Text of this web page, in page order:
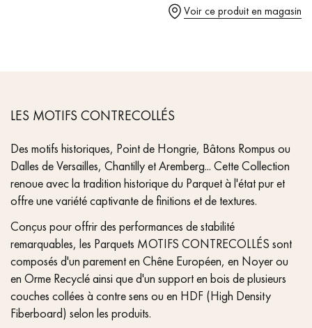
Voir ce produit en magasin
LES MOTIFS CONTRECOLLÉS
Des motifs historiques, Point de Hongrie, Bâtons Rompus ou
Dalles de Versailles, Chantilly et Aremberg... Cette Collection
renoue avec la tradition historique du Parquet à l'état pur et
offre une variété captivante de finitions et de textures.
Conçus pour offrir des performances de stabilité
remarquables, les Parquets MOTIFS CONTRECOLLÉS sont
composés d'un parement en Chêne Européen, en Noyer ou
en Orme Recyclé ainsi que d'un support en bois de plusieurs
couches collées à contre sens ou en HDF (High Density
Fiberboard) selon les produits.